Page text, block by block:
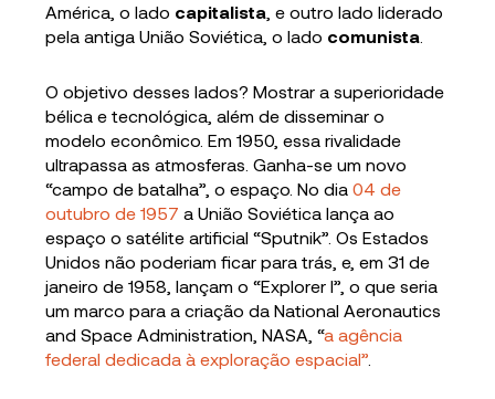
América, o lado capitalista , e outro lado liderado
pela antiga União Soviética, o lado comunista
O objetivo desses lados? Mostrar a superioridade
bélica e tecnológica, além de disseminar o
modelo econômico. Em 1950, essa rivalidade
ultrapassa as atmosferas. Ganha-se um novo
“campo de batalha”, o espaço. No dia04 de
outubro de 1957 a União Soviética lança ao
espaço o satélite artificial “Sputnik”. Os Estados
Unidos não poderiam ficar para trás, e, em 31 de
janeiro de 1958, lançam o “Explorer I”, o que seria
um marco para a criação da National Aeronautics
and Space Administration, NASA, “a agência
federal dedicada à exploração espacial”